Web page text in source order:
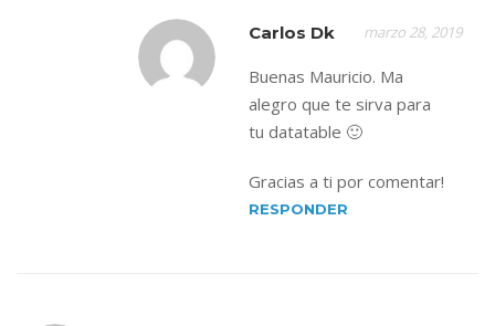
Carlos Dk marzo 28, 2019
Buenas Mauricio. Ma
alegro que te sirva para
tu datatable 🙂
Gracias a ti por comentar!
RESPONDER